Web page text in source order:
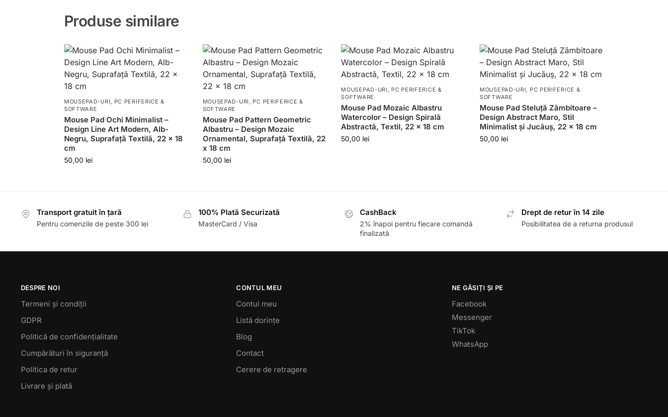
Produse similare
MOUSEPAD-URI, PC PERIFERICE &
SOFTWARE
Mouse Pad Ochi Minimalist –
Design Line Art Modern, Alb-
Negru, Suprafață Textilă, 22 x 18
cm
50,00 lei
MOUSEPAD-URI , PC PERIFERICE &
SOFTWARE
Mouse Pad Pattern Geometric
Albastru – Design Mozaic
Ornamental, Suprafață Textilă, 22
x 18 cm
50,00 lei
MOUSEPAD-URI , PC PERIFERICE &
SOFTWARE
Mouse Pad Mozaic Albastru
Watercolor – Design Spirală
Abstractă, Textil, 22 x 18 cm
50,00 lei
MOUSEPAD-URI, PC PERIFERICE &
SOFTWARE
Mouse Pad Steluță Zâmbitoare –
Design Abstract Maro, Stil
Minimalist și Jucăuș, 22 x 18 cm
50,00 lei
Transport gratuit în țară
Pentru comenzile de peste 300 lei
100% Plată Securizată
MasterCard / Visa
CashBack
2% înapoi pentru fiecare comandă
finalizată
Drept de retur în 14 zile
Posibilitatea de a returna produsul
DESPRE NOI
Termeni și condiții
GDPR
Politică de confidențialitate
Cumpărături în siguranță
Politica de retur
Livrare și plată
CONTUL MEU
Contul meu
Listă dorințe
Blog
Contact
Cerere de retragere
NE GĂSIȚI ȘI PE
Facebook
Messenger
TikTok
WhatsApp